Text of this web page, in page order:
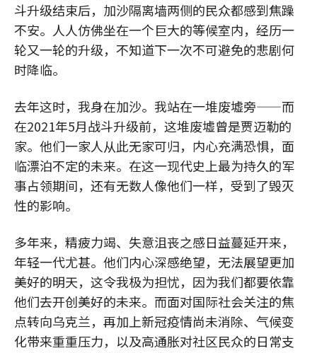
斗升级结束后，加沙隔离墙两侧的民众都感到焦躁
不安。人人仿佛坐在一个巨大的等候室内，经历一
轮又一轮的升级，不知道下一次不可避免的悲剧何
时降临。
去年这时，我身在加沙。我站在一堆废墟旁——而
在2021年5月战斗升级前，这堆废墟曾是贾迈勒的
家。他们一家人从此无家可归，内心充满恐惧，面
临漂泊不定的未来。在这一现代史上最为持久的军
事占领期间，还有无数人像他们一样，受到了毁灭
性的影响。
多年来，精疲力竭、失意沮丧之感日益蔓延开来，
年轻一代尤甚。他们内心深感绝望，无法展望更加
美好的明天，这令我极为担忧，因为我们都要依靠
他们去开创美好的未来。而面对国际社会关注的焦
点转向乌克兰，再加上新冠疫情尚未消除、气候变
化带来重重压力，以及高通胀对社区民众的日常支